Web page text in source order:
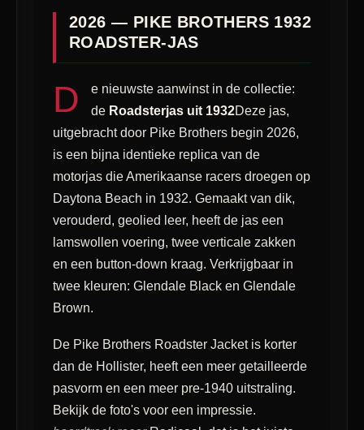
2026 — PIKE BROTHERS 1932
ROADSTER-JAS
D
e nieuwste aanwinst in de collectie:
de Roadsterjas uit 1932Deze jas,
uitgebracht door Pike Brothers begin 2026,
is een bijna identieke replica van de
motorjas die Amerikaanse racers droegen op
Daytona Beach in 1932. Gemaakt van dik,
verouderd, geolied leer, heeft de jas een
lamswollen voering, twee verticale zakken
en een button-down kraag. Verkrijgbaar in
twee kleuren: Glendale Black en Glendale
Brown.
De Pike Brothers Roadster Jacket is korter
dan de Hollister, heeft een meer getailleerde
pasvorm en een meer pre-1940 uitstraling.
Bekijk de foto's voor een impressie.